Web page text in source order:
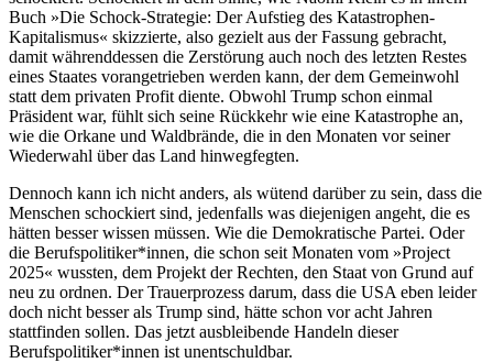
Buch »Die Schock-Strategie: Der Aufstieg des Katastrophen-
Kapitalismus« skizzierte, also gezielt aus der Fassung gebracht,
damit währenddessen die Zerstörung auch noch des letzten Restes
eines Staates vorangetrieben werden kann, der dem Gemeinwohl
statt dem privaten Profit diente. Obwohl Trump schon einmal
Präsident war, fühlt sich seine Rückkehr wie eine Katastrophe an,
wie die Orkane und Waldbrände, die in den Monaten vor seiner
Wiederwahl über das Land hinwegfegten.
Dennoch kann ich nicht anders, als wütend darüber zu sein, dass die
Menschen schockiert sind, jedenfalls was diejenigen angeht, die es
hätten besser wissen müssen. Wie die Demokratische Partei. Oder
die Berufspolitiker*innen, die schon seit Monaten vom »Project
2025« wussten, dem Projekt der Rechten, den Staat von Grund auf
neu zu ordnen. Der Trauerprozess darum, dass die USA eben leider
doch nicht besser als Trump sind, hätte schon vor acht Jahren
stattfinden sollen. Das jetzt ausbleibende Handeln dieser
Berufspolitiker*innen ist unentschuldbar.